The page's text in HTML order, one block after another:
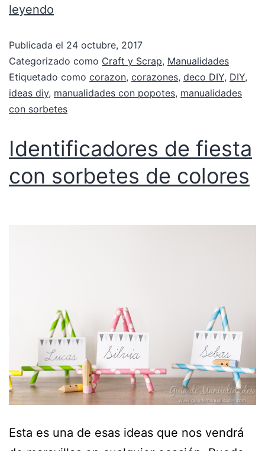
leyendo
Publicada el 24 octubre, 2017
Categorizado como Craft y Scrap, Manualidades
Etiquetado como corazon, corazones, deco DIY, DIY,
ideas diy, manualidades con popotes, manualidades
con sorbetes
Identificadores de fiesta
con sorbetes de colores
Esta es una de esas ideas que nos vendrá